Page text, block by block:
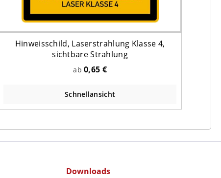
Hinweisschild, Laserstrahlung Klasse 4,
sichtbare Strahlung
ab0,65 €
Schnellansicht
Downloads